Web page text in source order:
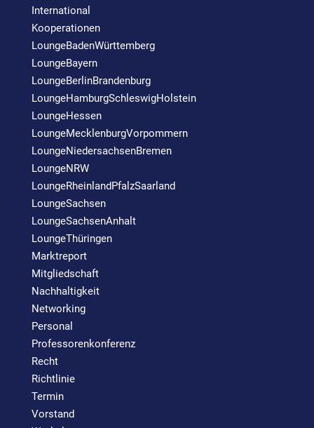
International
Kooperationen
LoungeBadenWürttemberg
LoungeBayern
LoungeBerlinBrandenburg
LoungeHamburgSchleswigHolstein
LoungeHessen
LoungeMecklenburgVorpommern
LoungeNiedersachsenBremen
LoungeNRW
LoungeRheinlandPfalzSaarland
LoungeSachsen
LoungeSachsenAnhalt
LoungeThüringen
Marktreport
Mitgliedschaft
Nachhaltigkeit
Networking
Personal
Professorenkonferenz
Recht
Richtlinie
Termin
Vorstand